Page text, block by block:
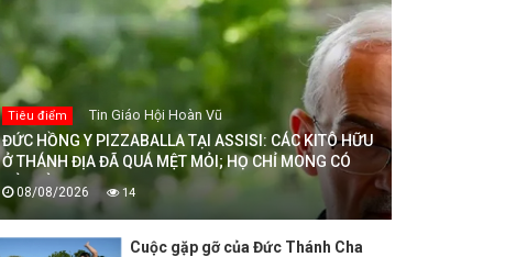
Tiêu điểm Tin Giáo Hội Hoàn Vũ
ĐỨC HỒNG Y PIZZABALLA TẠI ASSISI: CÁC KITÔ HỮU
Ở THÁNH ĐỊA ĐÃ QUÁ MỆT MỎI; HỌ CHỈ MONG CÓ
HÒA BÌNH
08/08/2026 14
Cuộc gặp gỡ của Đức Thánh Cha